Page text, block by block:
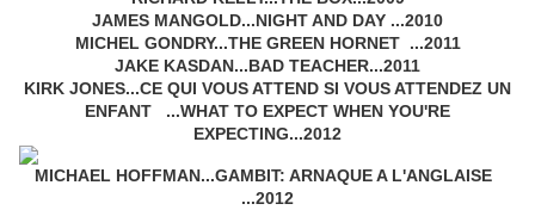
JAMES MANGOLD...NIGHT AND DAY ...2010
MICHEL GONDRY...THE GREEN HORNET ...2011
JAKE KASDAN...BAD TEACHER...2011
KIRK JONES...CE QUI VOUS ATTEND SI VOUS ATTENDEZ UN
ENFANT ...WHAT TO EXPECT WHEN YOU'RE
EXPECTING...2012
MICHAEL HOFFMAN...GAMBIT: ARNAQUE A L'ANGLAISE
...2012